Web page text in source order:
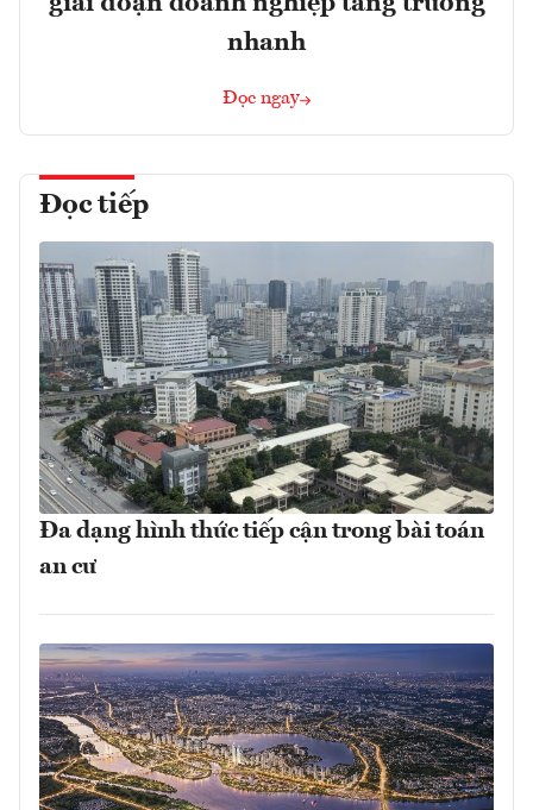
nhanh
Đọc ngay
Đọc tiếp
Đa dạng hình thức tiếp cận trong bài toán
an cư